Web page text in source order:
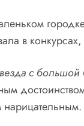
в
с большой
нарицательным.